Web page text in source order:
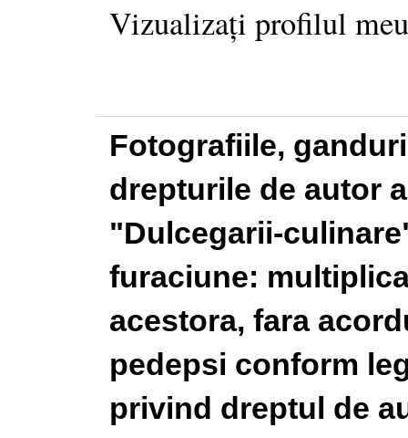
Vizualizați profilul
Fotografiile,
drepturile de autor
"Dulcegarii-
furaciune:
acestora, fara
pedepsi conform
privind dreptul de